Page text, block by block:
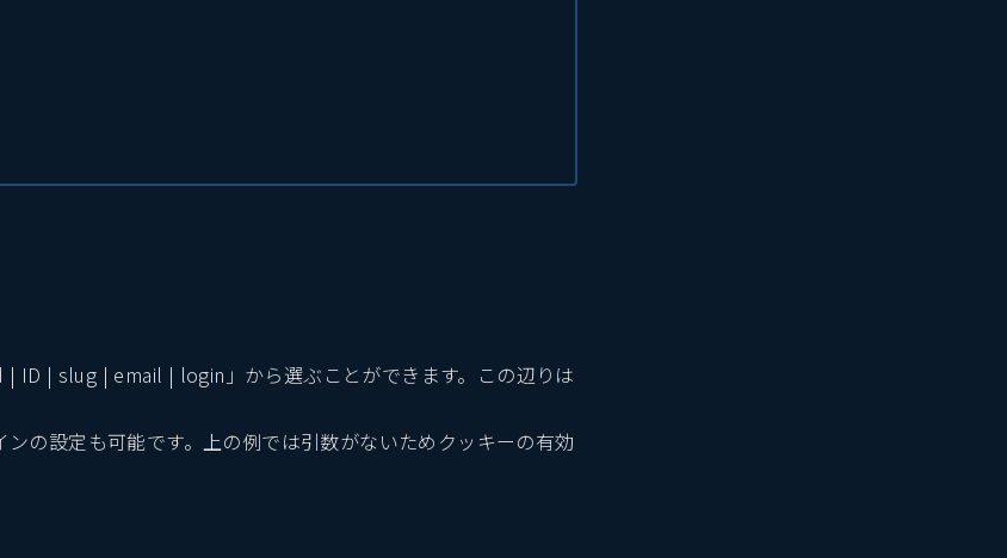
ID | slug | email | login」から選ぶことができます。この辺りは
の設定も可能です。上の例では引数がないためクッキーの有効